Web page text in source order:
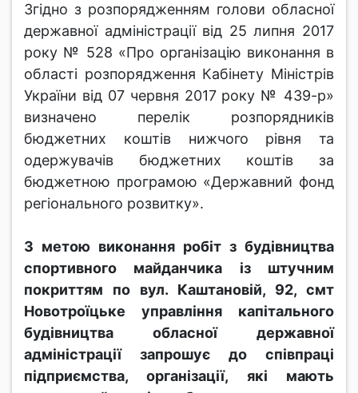
Згідно з розпорядженням голови обласної
державної адміністрації від 25 липня 2017
року № 528 «Про організацію виконання в
області розпорядження Кабінету Міністрів
України від 07 червня 2017 року № 439-р»
визначено перелік розпорядників
бюджетних коштів нижчого рівня та
одержувачів бюджетних коштів за
бюджетною програмою «Державний фонд
регіонального розвитку».
З метою виконання робіт з будівництва
спортивного майданчика із штучним
покриттям по вул. Каштановій, 92, смт
Новотроїцьке управління капітального
будівництва обласної державної
адміністрації запрошує до співпраці
підприємства, організації, які мають